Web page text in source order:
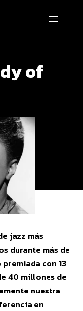
of
jazz más
durante más de
con 13
40 millones de
nuestra
en